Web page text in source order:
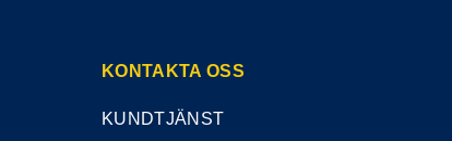
KONTAKTA OSS
KUNDTJÄNST